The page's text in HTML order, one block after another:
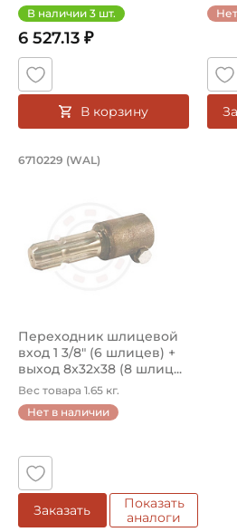
В наличии 3 шт.
6 527.13 ₽
В корзину
Переходник
6710229 (WAL)
Переходник шлицевой
вход 1 3/8" (6 шлицев) +
выход 8x32x38 (8 шлиц...
Вес товара 1.65 кг.
Нет в наличии
Заказать
Показать
аналоги